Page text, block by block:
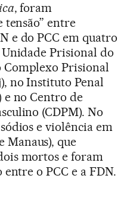
, foram
tensão” entre
e do PCC em quatro
Prisional do
Complexo Prisional
no Instituto Penal
no Centro de
(CDPM). No
e violência em
Manaus), que
mortos e foram
o PCC e a FDN.